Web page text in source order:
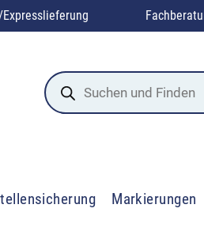
Products
search
Markierungen